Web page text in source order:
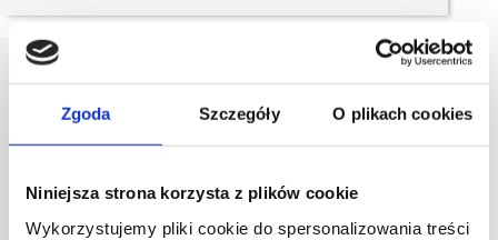
Zgoda Szczegóły O plikach cookies
Niniejsza strona korzysta z plików cookie
Wykorzystujemy pliki cookie do spersonalizowania treści